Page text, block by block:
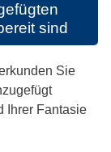
sind
Sie
Ihrer Fantasie